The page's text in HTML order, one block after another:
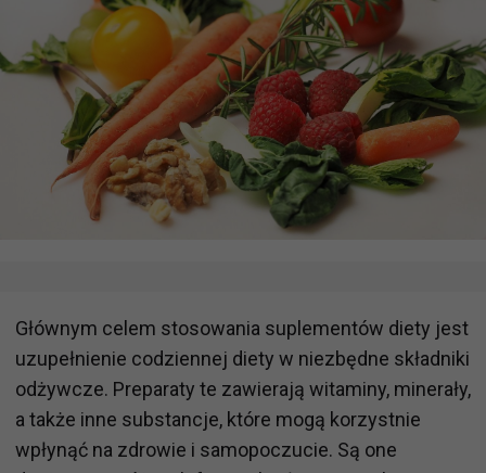
Głównym celem stosowania suplementów diety jest
uzupełnienie codziennej diety w niezbędne składniki
odżywcze. Preparaty te zawierają witaminy, minerały,
a także inne substancje, które mogą korzystnie
wpłynąć na zdrowie i samopoczucie. Są one